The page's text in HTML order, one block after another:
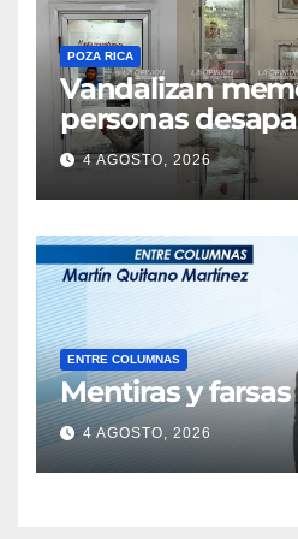
POZA RICA
Vandalizan
personas
sobre el bulevar
4 AGOSTO, 2026
ENTRE COLUMNAS
Mentiras y farsas
4 AGOSTO, 2026